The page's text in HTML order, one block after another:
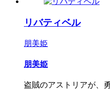
リバティベル
朋美姫
朋美姫
盗賊のアストリアが、